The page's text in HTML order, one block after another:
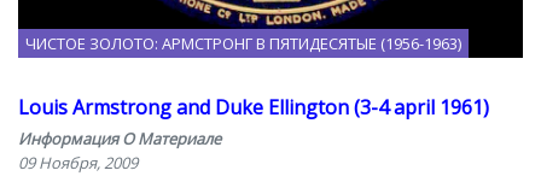
ЧИСТОЕ ЗОЛОТО: АРМСТРОНГ В ПЯТИДЕСЯТЫЕ (1956-1963)
Louis Armstrong and Duke Ellington (3-4 april 1961)
Информация О Материале
09 Ноября, 2009